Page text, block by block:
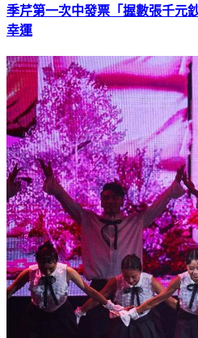
季芹第一次中發票「握數張千
幸運